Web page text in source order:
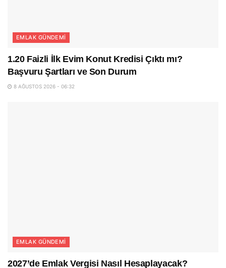
EMLAK GÜNDEMI
1.20 Faizli İlk Evim Konut Kredisi Çıktı mı?
Başvuru Şartları ve Son Durum
8 AĞUSTOS 2026 - 06:32
EMLAK GÜNDEMI
2027’de Emlak Vergisi Nasıl Hesaplayacak?